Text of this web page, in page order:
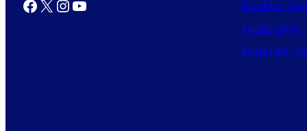
Facebook X InstagramYouTube
Struktur
Tugas BPJT
RENSTRA